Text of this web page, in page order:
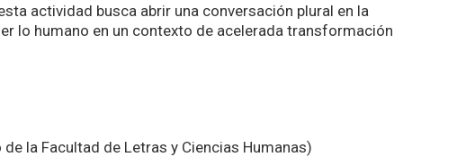
actividad busca abrir una conversación plural en la
lo humano en un contexto de acelerada transformación
la Facultad de Letras y Ciencias Humanas)